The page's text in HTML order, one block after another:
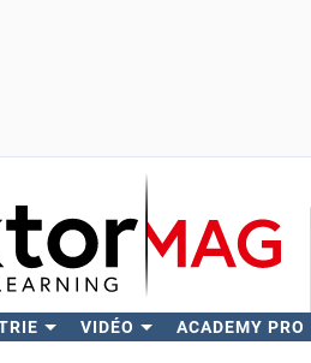
VIDÉO ACADEMY PRO